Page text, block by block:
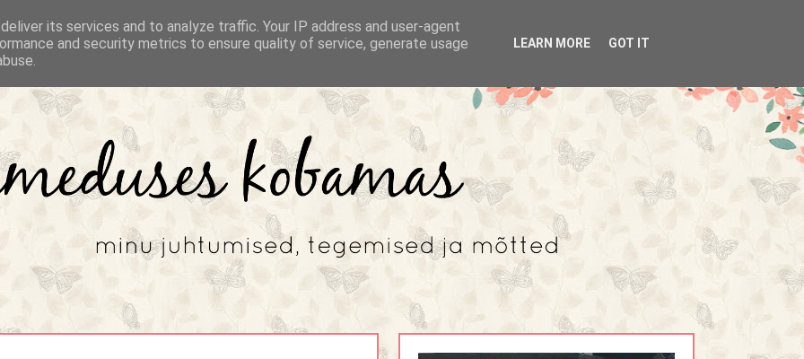
its services and to analyze traffic. Your IP address and user-agent
and security metrics to ensure quality of service, generate usage
LEARN MORE GOT IT